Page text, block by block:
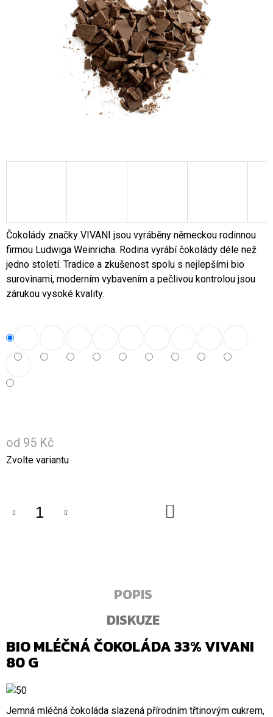
Čokolády značky VIVANI jsou vyráběny německou rodinnou
firmou Ludwiga Weinricha. Rodina vyrábí čokolády déle než
jedno století. Tradice a zkušenost spolu s nejlepšími bio
surovinami, moderním vybavením a pečlivou kontrolou jsou
zárukou vysoké kvality.
od 95 Kč
Měrná
Zvolte variantu
POPIS
DISKUZE
BIO MLÉČNÁ ČOKOLÁDA 33% VIVANI
80 G
Jemná mléčná čokoláda slazená přírodním třtinovým cukrem,
P
O
R
U
Č
U
J
E
5+1
ZDARMA,
KOKOSOVÉ
OLEJE
Původně:
314